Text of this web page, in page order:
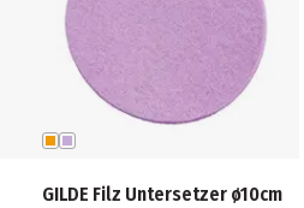
GILDE Filz Untersetzer ø10cm